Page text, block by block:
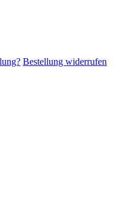
Bestellung widerrufen